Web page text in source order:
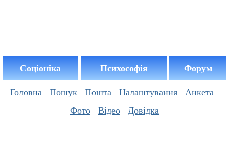
Соціоніка Психософія Форум
Головна Пошук Пошта Налаштування
Анкета
Фото
Відео Довідка